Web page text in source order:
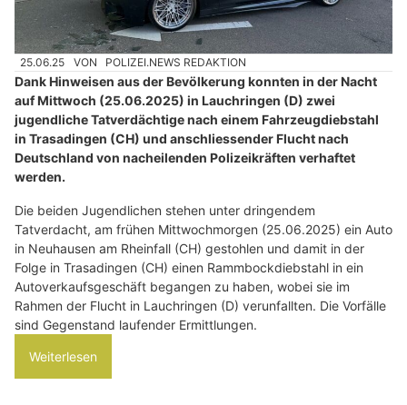
25.06.25 VON POLIZEI.NEWS REDAKTION
Dank Hinweisen aus der Bevölkerung konnten in der Nacht
auf Mittwoch (25.06.2025) in Lauchringen (D) zwei
jugendliche Tatverdächtige nach einem Fahrzeugdiebstahl
in Trasadingen (CH) und anschliessender Flucht nach
Deutschland von nacheilenden Polizeikräften verhaftet
werden.
Die beiden Jugendlichen stehen unter dringendem
Tatverdacht, am frühen Mittwochmorgen (25.06.2025) ein Auto
in Neuhausen am Rheinfall (CH) gestohlen und damit in der
Folge in Trasadingen (CH) einen Rammbockdiebstahl in ein
Autoverkaufsgeschäft begangen zu haben, wobei sie im
Rahmen der Flucht in Lauchringen (D) verunfallten. Die Vorfälle
sind Gegenstand laufender Ermittlungen.
Weiterlesen